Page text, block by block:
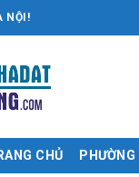
NỘI!
CHỦ